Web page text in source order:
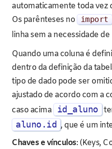
automaticamente toda vez
Os parênteses no
import
linha sem a necessidade
Quando uma coluna é
dentro da definição da
tipo de dado pode ser
ajustado de acordo com a
caso acima id_aluno
aluno.id , que é um
Chaves e vínculos: (Keys,